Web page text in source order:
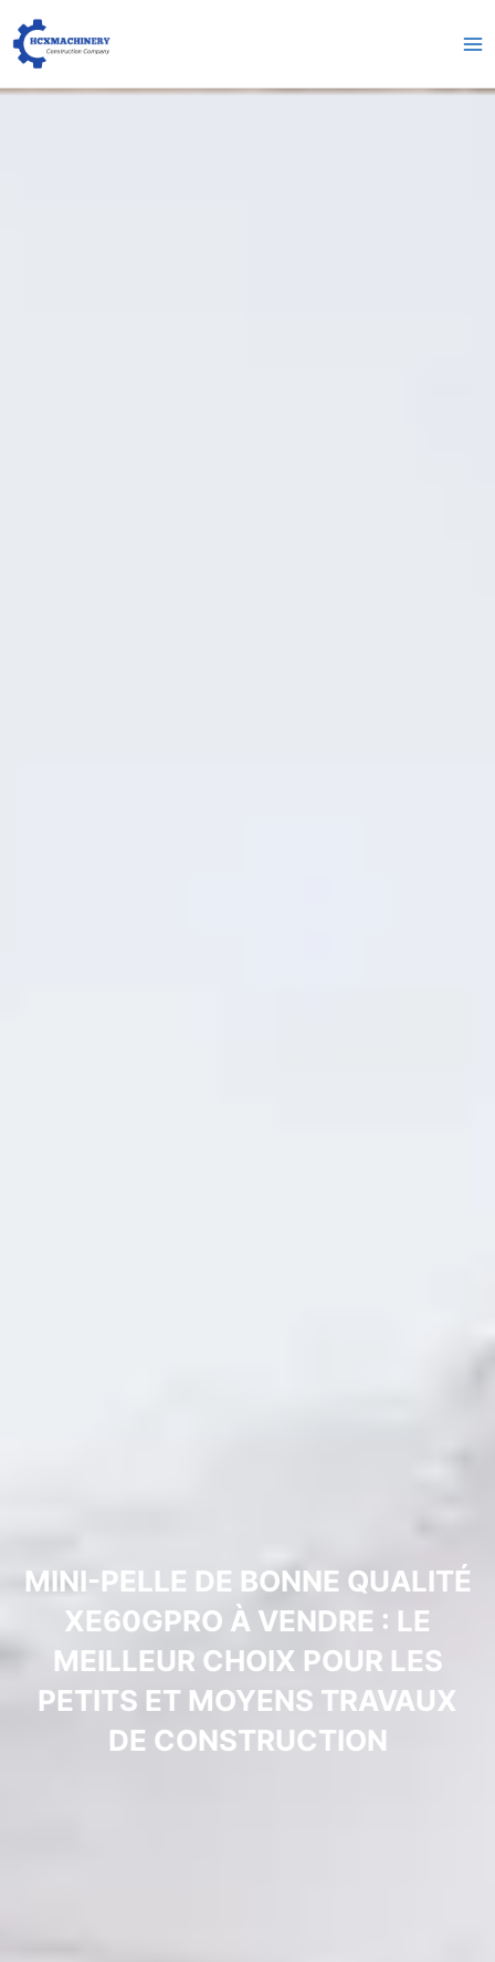
至
容
MINI-PELLE DE BONNE QUALITÉ
XE60GPRO À VENDRE : LE
MEILLEUR CHOIX POUR LES
PETITS ET MOYENS TRAVAUX
DE CONSTRUCTION